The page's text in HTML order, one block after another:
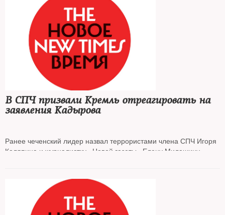
В СПЧ призвали Кремль отреагировать на
заявления Кадырова
Ранее чеченский лидер назвал террористами члена СПЧ Игоря
Каляпина и журналистку «Новой газеты» Елену Милашину